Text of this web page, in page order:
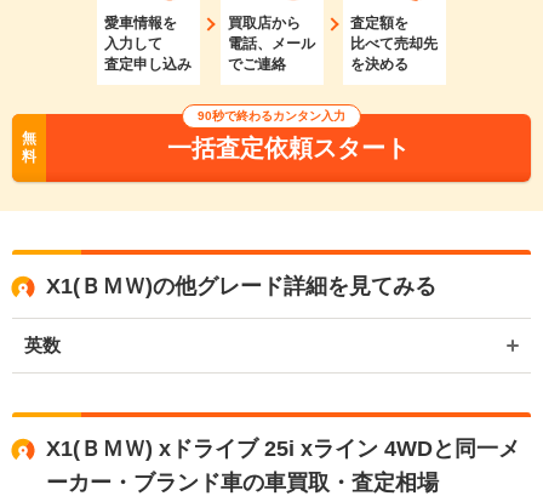
愛車情報を
入力して
査定申し込み
買取店から
電話、メール
でご連絡
査定額を
比べて売却先
を決める
無
料
90秒で終わるカンタン入力
一括査定依頼スタート
X1(ＢＭＷ)の他グレード詳細を見てみる
英数
X1(ＢＭＷ) xドライブ 25i xライン 4WDと同一メ
ーカー・ブランド車の車買取・査定相場